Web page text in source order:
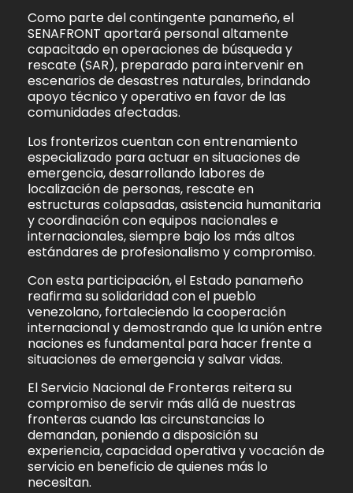
Como parte del contingente panameño, el
SENAFRONT aportará personal altamente
capacitado en operaciones de búsqueda y
rescate (SAR), preparado para intervenir en
escenarios de desastres naturales, brindando
apoyo técnico y operativo en favor de las
comunidades afectadas.
Los fronterizos cuentan con entrenamiento
especializado para actuar en situaciones de
emergencia, desarrollando labores de
localización de personas, rescate en
estructuras colapsadas, asistencia humanitaria
y coordinación con equipos nacionales e
internacionales, siempre bajo los más altos
estándares de profesionalismo y compromiso.
Con esta participación, el Estado panameño
reafirma su solidaridad con el pueblo
venezolano, fortaleciendo la cooperación
internacional y demostrando que la unión entre
naciones es fundamental para hacer frente a
situaciones de emergencia y salvar vidas.
El Servicio Nacional de Fronteras reitera su
compromiso de servir más allá de nuestras
fronteras cuando las circunstancias lo
demandan, poniendo a disposición su
experiencia, capacidad operativa y vocación de
servicio en beneficio de quienes más lo
necesitan.